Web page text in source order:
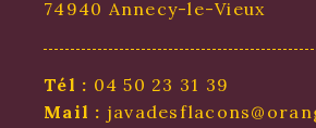
74940 Annecy-le-Vieux
Tél : 04 50 23 31 39
Mail :